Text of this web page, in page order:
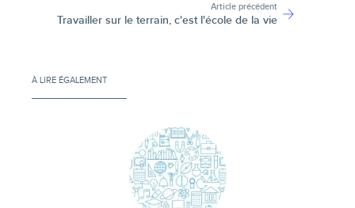
Article précédent
Travailler sur le terrain, c'est l'école de la vie
À LIRE ÉGALEMENT